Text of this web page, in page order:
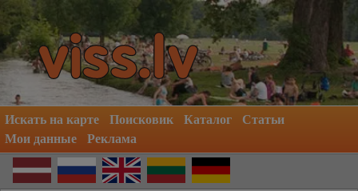
Искать на карте Поисковик Каталог
Статьи
Мои данные
Реклама